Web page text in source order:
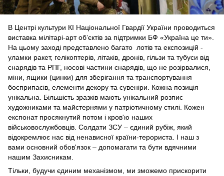
В Центрі культури КІ Національної Гвардії України проводиться
виставка мілітарі-арт об’єктів за підтримки БФ «Україна це ти».
На цьому заході представлено багато лотів та експозицій -
уламки ракет, гелікоптерів, літаків, дронів, гільзи та тубуси від
снарядів та РПГ, носові частини снарядів, що не розірвалися,
міни, ящики (цинки) для зберігання та транспортування
боєприпасів, елементи декору та сувеніри. Кожна позиція –
унікальна. Більшість зразків мають унікальний розпис
художниками та майстернями у патріотичному стилі. Кожен
експонат просякнутий потом і кров'ю наших
військовослужбовців. Солдати ЗСУ – єдиний рубіж, який
відокремлює нас від ненависної країни-терориста. І наш з
вами основний обов'язок – допомагати та бути вдячними
нашим Захисникам.
Тільки, будучи єдиним механізмом, ми зможемо прискорити